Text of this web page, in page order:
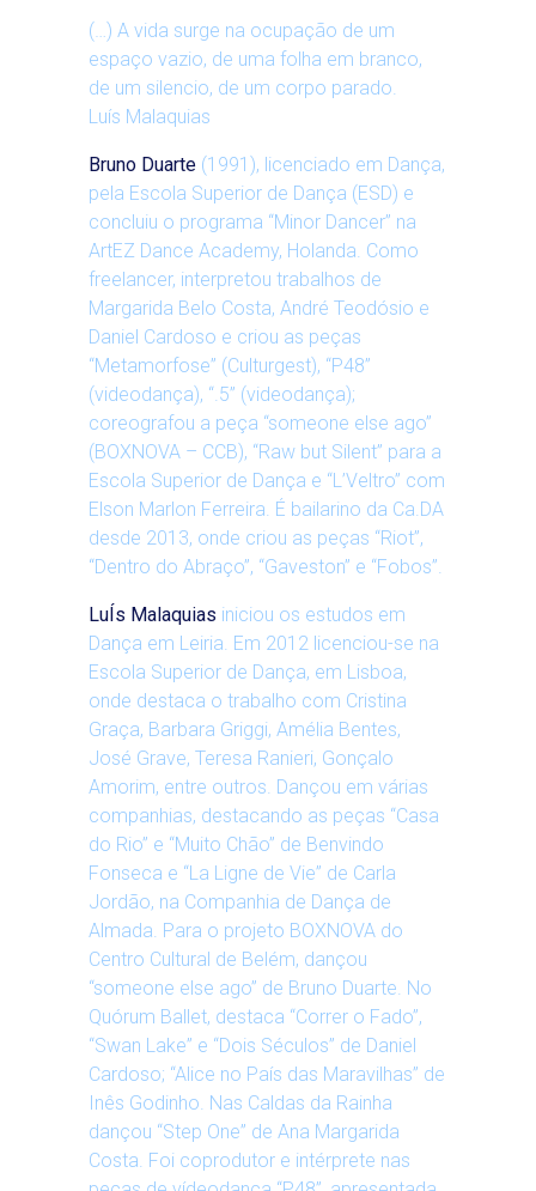
(…) A vida surge na ocupação de um
espaço vazio, de uma folha em branco,
de um silencio, de um corpo parado.
Luís Malaquias
Bruno Duarte (1991), licenciado em Dança,
pela Escola Superior de Dança (ESD) e
concluiu o programa “Minor Dancer” na
ArtEZ Dance Academy, Holanda. Como
freelancer, interpretou trabalhos de
Margarida Belo Costa, André Teodósio e
Daniel Cardoso e criou as peças
“Metamorfose” (Culturgest), “P48”
(videodança), “.5” (videodança);
coreografou a peça “someone else ago”
(BOXNOVA – CCB), “Raw but Silent” para a
Escola Superior de Dança e “L’Veltro” com
Elson Marlon Ferreira. É bailarino da Ca.DA
desde 2013, onde criou as peças “Riot”,
“Dentro do Abraço”, “Gaveston” e “Fobos”.
LuÍs Malaquias iniciou os estudos em
Dança em Leiria. Em 2012 licenciou-se na
Escola Superior de Dança, em Lisboa,
onde destaca o trabalho com Cristina
Graça, Barbara Griggi, Amélia Bentes,
José Grave, Teresa Ranieri, Gonçalo
Amorim, entre outros. Dançou em várias
companhias, destacando as peças “Casa
do Rio” e “Muito Chão” de Benvindo
Fonseca e “La Ligne de Vie” de Carla
Jordão, na Companhia de Dança de
Almada. Para o projeto BOXNOVA do
Centro Cultural de Belém, dançou
“someone else ago” de Bruno Duarte. No
Quórum Ballet, destaca “Correr o Fado”,
“Swan Lake” e “Dois Séculos” de Daniel
Cardoso; “Alice no País das Maravilhas” de
Inês Godinho. Nas Caldas da Rainha
dançou “Step One” de Ana Margarida
Costa. Foi coprodutor e intérprete nas